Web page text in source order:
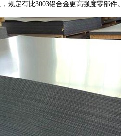
定有比3003铝合金更高强度零部件。